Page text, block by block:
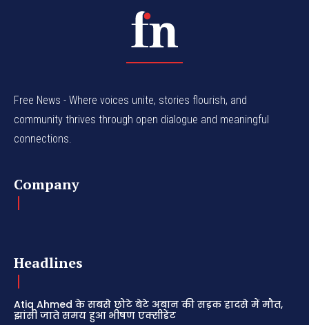
Free News - Where voices unite, stories flourish, and
community thrives through open dialogue and meaningful
connections.
Company
Headlines
Atiq Ahmed के सबसे छोटे बेटे अबान की सड़क हादसे में मौत,
झांसी जाते समय हुआ भीषण एक्सीडेंट